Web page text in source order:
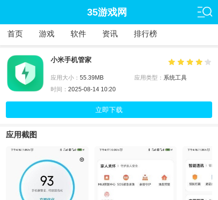
35游戏网
首页 游戏 软件 资讯 排行榜
小米手机管家
应用大小： 55.39MB 应用类型： 系统工具
时间： 2025-08-14 10:20
立即下载
应用截图